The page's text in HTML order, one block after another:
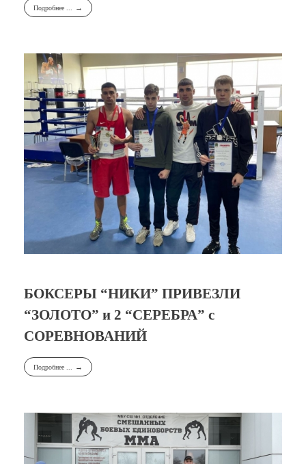
Подробнее ...
БОКСЕРЫ “НИКИ” ПРИВЕЗЛИ
“ЗОЛОТО” и 2 “СЕРЕБРА” с
СОРЕВНОВАНИЙ
Подробнее ...